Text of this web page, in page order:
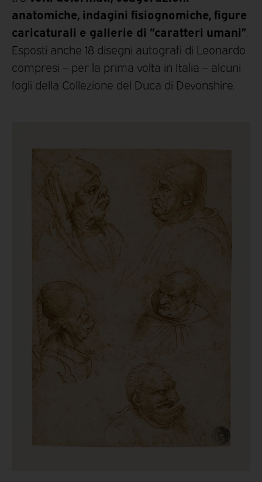
anatomiche, indagini fisiognomiche, figure
caricaturali e gallerie di “caratteri umani”.
Esposti anche 18 disegni autografi di Leonardo
compresi – per la prima volta in Italia – alcuni
fogli della Collezione del Duca di Devonshire.